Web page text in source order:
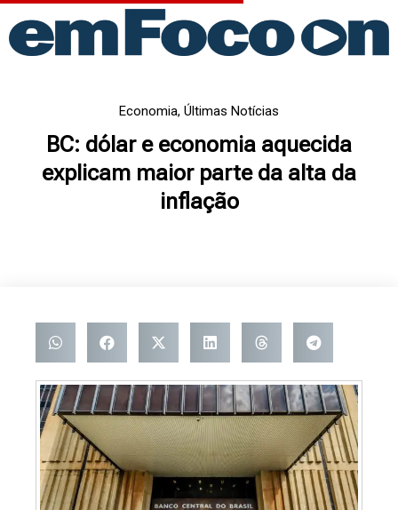
para
Economia, Últimas Notícias
BC: dólar e economia aquecida
explicam maior parte da alta da
inflação